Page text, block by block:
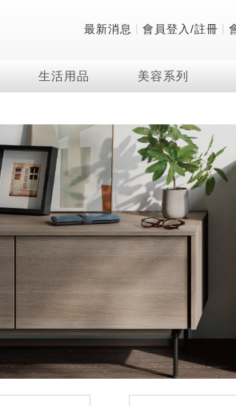
最新消息 | 會員登入/註冊 |
生活用品 美容系列
技術
夏普量子臻原色
AQUOS XLED
AQUOS 8K 第三代
8K影像技術展現
除濕機系列
2合1空氣清淨除濕機
自動除菌離子除濕機
高效除濕機
AIoT智慧聯網除濕機
乾淨方美學除濕機
技術
新型冠
自動除
J-TECH
空氣清
自動除
PCI 自動除菌離子
清洗系列
無孔槽系列介紹
無孔槽洗衣機
滾筒洗衣機/乾衣機
直立變頻洗衣機
超音波清洗棒
羽量級
微波爐
機械轉盤微波爐
電子平板微波爐
電子轉盤微波爐
飲品
咖啡機
Soda
防護用品系列
低反射蛾眼面罩
保溫/
頭皮調理
頭皮手持按摩器
FAQ
美容家電